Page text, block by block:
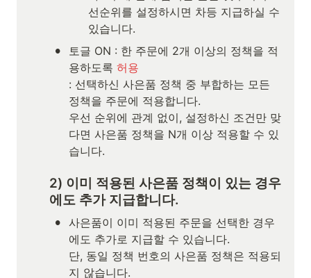
선순위를 설정하시면 차등 지급하실 수
있습니다.
•
토글 ON : 한 주문에 2개 이상의 정책을 적
용하도록 허용
: 선택하신 사은품 정책 중 부합하는 모든
정책을 주문에 적용합니다.
우선 순위에 관계 없이, 설정하신 조건만 맞
다면 사은품 정책을 N개 이상 적용할 수 있
습니다.
2) 이미 적용된 사은품 정책이 있는 경우
에도 추가 지급합니다.
• 사은품이 이미 적용된 주문을 선택한 경우
에도 추가로 지급할 수 있습니다.
단, 동일 정책 번호의 사은품 정책은 적용되
지 않습니다.